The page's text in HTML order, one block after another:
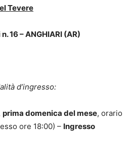
Tevere
16 – ANGHIARI (AR)
d’ingresso:
prima domenica del mese, orario
ore 18:00) – Ingresso